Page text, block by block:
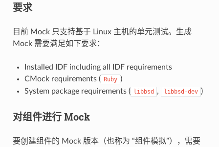
要求
目前 Mock 只支持基于 Linux 主机的单元测试。生成
Mock 需要满足如下要求：
Installed IDF including all IDF requirements
CMock requirements ( Ruby )
System package requirements ( libbsd , libbsd-dev )
对组件进行 Mock
要创建组件的 Mock 版本（也称为 “组件模拟”），需要